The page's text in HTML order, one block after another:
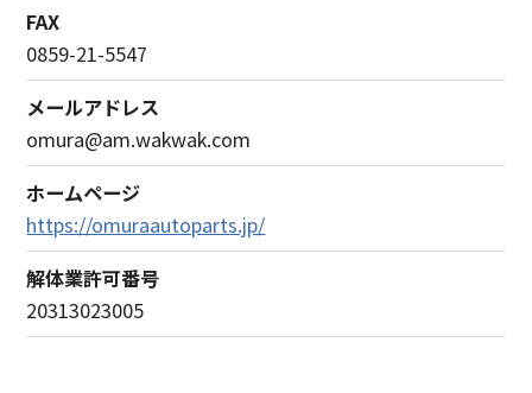
FAX
0859-21-5547
メールアドレス
omura@am.wakwak.com
ホームページ
https://omuraautoparts.jp/
解体業許可番号
20313023005